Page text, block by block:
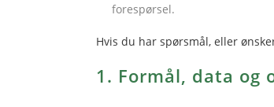
forespørsel.
Hvis du har spørsmål, eller
1. Formål, data og